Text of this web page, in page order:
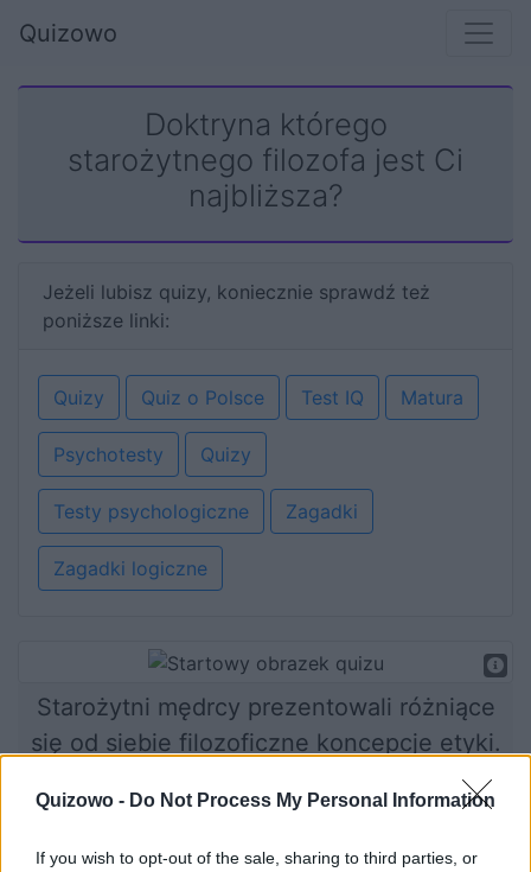
Quizowo - Do Not Process My Personal Information
If you wish to opt-out of the sale, sharing to third parties, or
Quizowo
Doktryna którego
starożytnego filozofa jest Ci
najbliższa?
Jeżeli lubisz quizy, koniecznie sprawdź też
poniższe linki:
Quizy Quiz o Polsce Test IQ Matura
Psychotesty Quizy
Testy psychologiczne Zagadki
Zagadki logiczne
Starożytni mędrcy prezentowali różniące
się od siebie filozoficzne koncepcje etyki.
Który z nich wyrażał poglądy najbliższe
Twoim przekonaniom?